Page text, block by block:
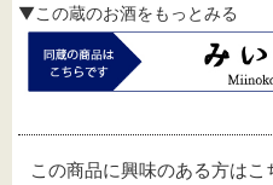
▼この蔵のお酒をもっとみる
この商品に興味のある方はこ